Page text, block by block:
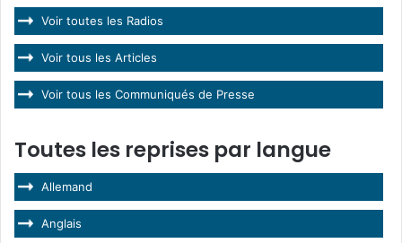
Voir toutes les Radios
Voir tous les Articles
Voir tous les Communiqués de Presse
Toutes les reprises par langue
Allemand
Anglais